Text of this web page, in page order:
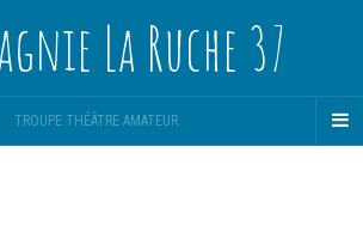
La Ruche 37
TROUPE THÉÂTRE AMATEUR